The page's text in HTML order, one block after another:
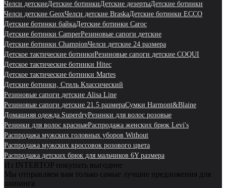
Челси детскиеДетские ботинкиДетские дезертыДетские ботинки
Челси детские GeoxЧелси детские BraskaДетские ботинки ECCO
Детские ботинки байкаДетские ботинки Caroc
Детские ботинки CamperРезиновые сапоги детские
Детские ботинки ChampionЧелси детские 24 размера
Детское тактические ботинкиРезиновые сапоги детские COQUI
Детское тактические ботинки Hitec
Детское тактические ботинки Martes
Детские ботинки, Стиль Классический
Резиновые сапоги детские Alisa Line
Резиновые сапоги детские 21.5 размераСумки Harmont&Blaine
Домашняя одежда SuperdryРезинки для волос розовые
Резинки для волос красныеРаспродажа женских брюк Levi's
Распродажа мужских головных уборов Without
Распродажа мужских кроссовок розового цвета
Распродажа детских брюк для мальчиков 6Y размера
Из INTERTOP покупать выгоднее
Мы отправляем вам только самые лучшие предложения для
шопинга